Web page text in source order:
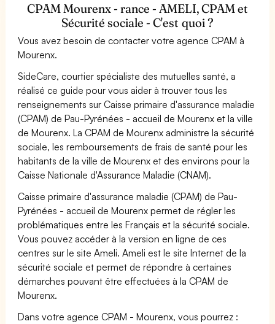
CPAM Mourenx - rance - AMELI, CPAM et
Sécurité sociale - C'est quoi ?
Vous avez besoin de contacter votre agence CPAM à
Mourenx.
SideCare, courtier spécialiste des mutuelles santé, a
réalisé ce guide pour vous aider à trouver tous les
renseignements sur Caisse primaire d'assurance maladie
(CPAM) de Pau-Pyrénées - accueil de Mourenx et la ville
de Mourenx. La CPAM de Mourenx administre la sécurité
sociale, les remboursements de frais de santé pour les
habitants de la ville de Mourenx et des environs pour la
Caisse Nationale d'Assurance Maladie (CNAM).
Caisse primaire d'assurance maladie (CPAM) de Pau-
Pyrénées - accueil de Mourenx permet de régler les
problématiques entre les Français et la sécurité sociale.
Vous pouvez accéder à la version en ligne de ces
centres sur le site Ameli. Ameli est le site Internet de la
sécurité sociale et permet de répondre à certaines
démarches pouvant être effectuées à la CPAM de
Mourenx.
Dans votre agence CPAM - Mourenx, vous pourrez :